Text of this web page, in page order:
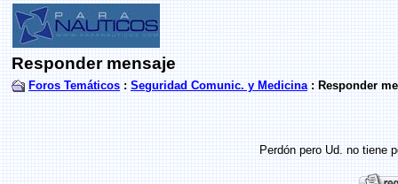
Responder mensaje
Foros Temáticos : Seguridad Comunic. y Medicina: Responder
Perdón pero Ud. no tiene